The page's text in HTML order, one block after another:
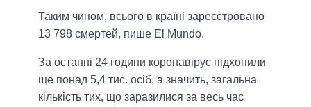
Таким чином, всього в країні зареєстровано
13 798 смертей, пише El Mundo.
За останні 24 години коронавірус підхопили
ще понад 5,4 тис. осіб, а значить, загальна
кількість тих, що заразилися за весь час